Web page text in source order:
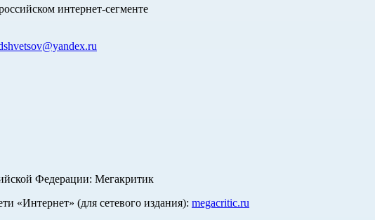
интернет-сегменте
Федерации: Мегакритик
«Интернет» (для сетевого издания): megacritic.ru